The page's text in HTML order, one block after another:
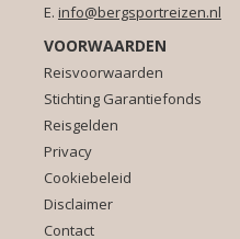
E. info@bergsportreizen.nl
VOORWAARDEN
Reisvoorwaarden
Stichting Garantiefonds
Reisgelden
Privacy
Cookiebeleid
Disclaimer
Contact